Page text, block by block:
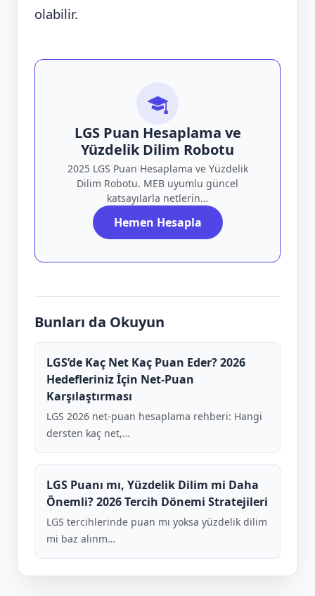
olabilir.
LGS Puan Hesaplama ve
Yüzdelik Dilim Robotu
2025 LGS Puan Hesaplama ve Yüzdelik
Dilim Robotu. MEB uyumlu güncel
katsayılarla netlerin…
Hemen Hesapla
Bunları da Okuyun
LGS’de Kaç Net Kaç Puan Eder? 2026
Hedefleriniz İçin Net-Puan
Karşılaştırması
LGS 2026 net-puan hesaplama rehberi: Hangi
dersten kaç net,…
LGS Puanı mı, Yüzdelik Dilim mi Daha
Önemli? 2026 Tercih Dönemi Stratejileri
LGS tercihlerinde puan mı yoksa yüzdelik dilim
mi baz alınm…